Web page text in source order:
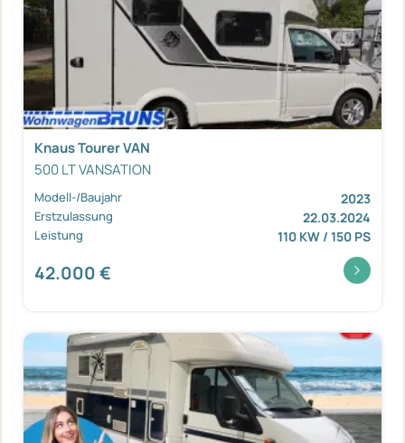
Knaus Tourer VAN
500 LT VANSATION
Modell-/Baujahr 2023
Erstzulassung 22.03.2024
Leistung 110 KW / 150 PS
42.000 €